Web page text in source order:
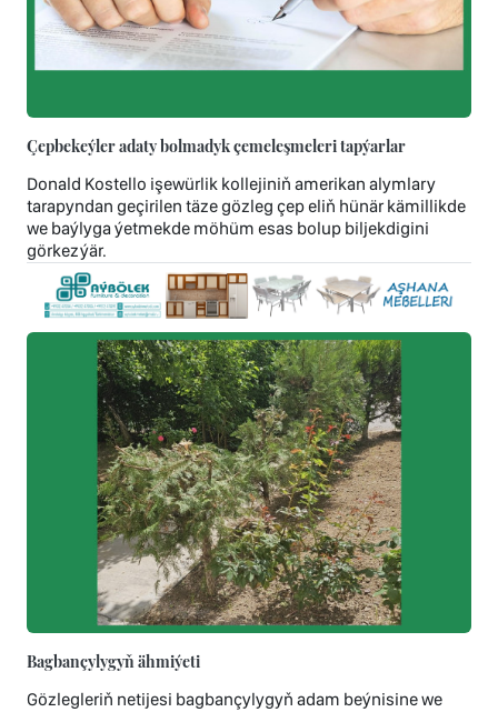
Çepbekeýler adaty bolmadyk çemeleşmeleri tapýarlar
Donald Kostello işewürlik kollejiniň amerikan alymlary
tarapyndan geçirilen täze gözleg çep eliň hünär kämillikde
we baýlyga ýetmekde möhüm esas bolup biljekdigini
görkezýär.
Bagbançylygyň ähmiýeti
Gözlegleriň netijesi bagbançylygyň adam beýnisine we